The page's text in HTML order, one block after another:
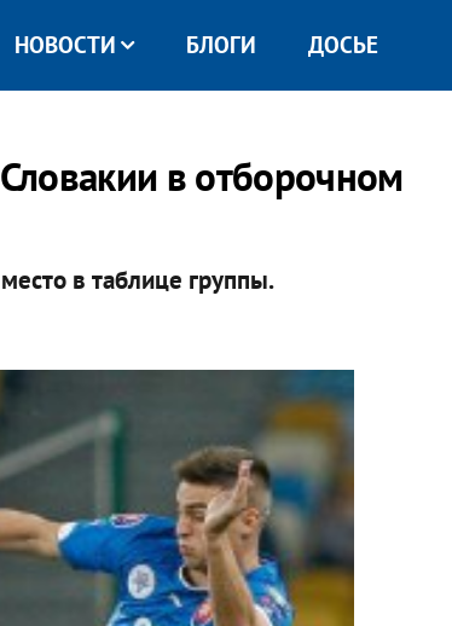
НОВОСТИ БЛОГИ ДОСЬЕ
в отборочном
в таблице группы.